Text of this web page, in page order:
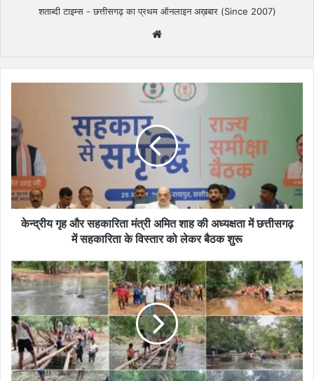
शताब्दी टाइम्स - छत्तीसगढ़ का प्रथम ऑनलाइन अख़बार (Since 2007)
te
य
गृ
ह
र
स
ह
मं
त्री
अ
मि
त
शा
ह
की
केन्द्रीय गृह और सहकारिता मंत्री अमित शाह की अध्यक्षता में छत्तीसगढ़
में सहकारिता के विस्तार को लेकर बैठक शुरू
भा
नु
प्र
ता
प
पु
र
में